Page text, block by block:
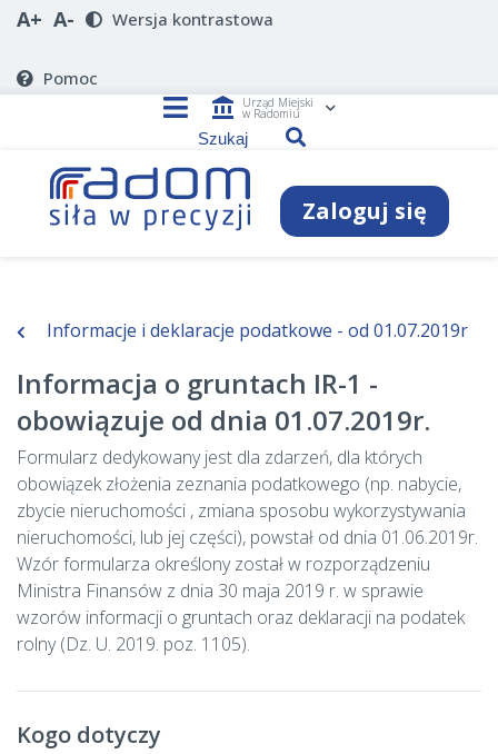
A+ A- Wersja kontrastowa
Pomoc
account_balance Urząd Miejski
w Radomiu
Zaloguj się
Informacje i deklaracje podatkowe - od 01.07.2019r
Informacja o gruntach IR-1 -
obowiązuje od dnia 01.07.2019r.
Formularz dedykowany jest dla zdarzeń, dla których
obowiązek złożenia zeznania podatkowego (np. nabycie,
zbycie nieruchomości , zmiana sposobu wykorzystywania
nieruchomości, lub jej części), powstał od dnia 01.06.2019r.
Wzór formularza określony został w rozporządzeniu
Ministra Finansów z dnia 30 maja 2019 r. w sprawie
wzorów informacji o gruntach oraz deklaracji na podatek
rolny (Dz. U. 2019. poz. 1105).
Kogo dotyczy